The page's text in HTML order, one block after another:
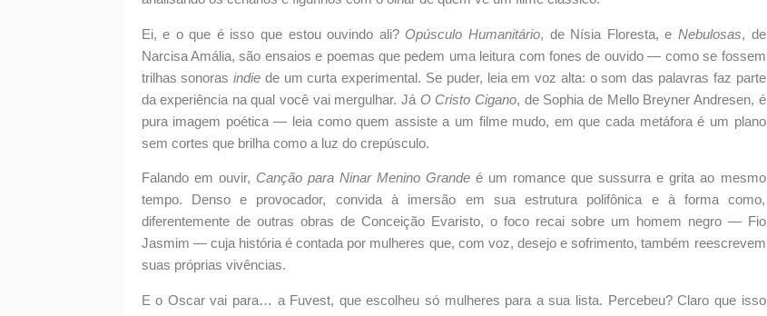
Ei, e o que é isso que estou ouvindo ali? Opúsculo Humanitário, de Nísia Floresta, e Nebulosas, de
Narcisa Amália, são ensaios e poemas que pedem uma leitura com fones de ouvido — como se fossem
trilhas sonorasindie de um curta experimental. Se puder, leia em voz alta: o som das palavras faz parte
da experiência na qual você vai mergulhar. Já O Cristo Cigano, de Sophia de Mello Breyner Andresen, é
pura imagem poética — leia como quem assiste a um filme mudo, em que cada metáfora é um plano
sem cortes que brilha como a luz do crepúsculo.
Falando em ouvir, Canção para Ninar Menino Grandeé um romance que sussurra e grita ao mesmo
tempo. Denso e provocador, convida à imersão em sua estrutura polifônica e à forma como,
diferentemente de outras obras de Conceição Evaristo, o foco recai sobre um homem negro — Fio
Jasmim — cuja história é contada por mulheres que, com voz, desejo e sofrimento, também reescrevem
suas próprias vivências.
E o Oscar vai para… a Fuvest, que escolheu só mulheres para a sua lista. Percebeu? Claro que isso